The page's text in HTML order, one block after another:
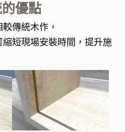
優點
傳統木作，
短現場安裝時間，提升施